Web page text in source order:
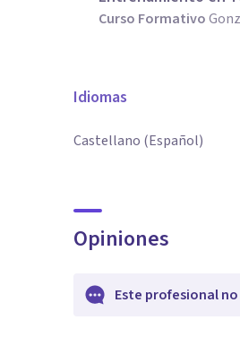
Curso Formativo
Idiomas
Castellano (Español)
Opiniones
Este profesional